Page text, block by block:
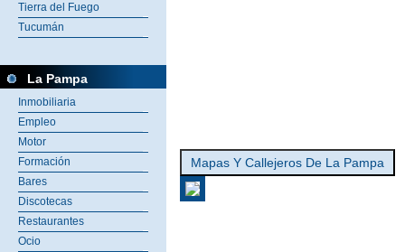
Tierra del Fuego
Tucumán
La Pampa
Inmobiliaria
Empleo
Motor
Formación
Bares
Discotecas
Restaurantes
Ocio
Mapas Y Callejeros De La Pampa